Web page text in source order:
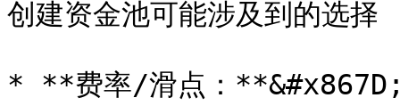
创建资金池可能涉及到的选择
* **费率/滑点：**&#x867D;